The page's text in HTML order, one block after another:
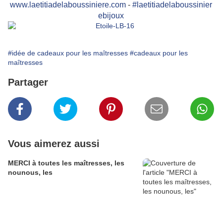
www.laetitiadelaboussiniere.com - # laetitiadelaboussinier
ebijoux
#idée de cadeaux pour les maîtresses #cadeaux pour les
maîtresses
Partager
Vous aimerez aussi
MERCI à toutes les maîtresses, les
nounous, les